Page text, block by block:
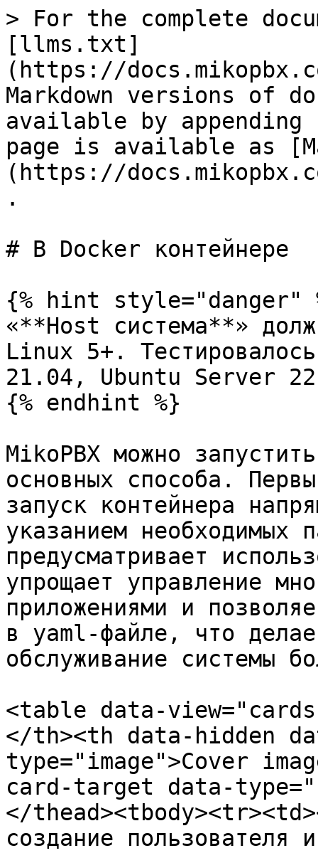
> For the complete
[llms.txt]
(https://
Markdown versions of
available by
page is available as
(https://
.
# В Docker контейнере
{% hint style="danger"
«**Host система**»
Linux 5+.
21.04, Ubuntu Server
{% endhint %}
MikoPBX можно
основных способа.
запуск контейнера
указанием необходимых
предусматривает
упрощает управление
приложениями и
в yaml-файле, что
обслуживание системы
<table data-
</th><th data-hidden
type="image">Cover
card-target data-
</
cоздание